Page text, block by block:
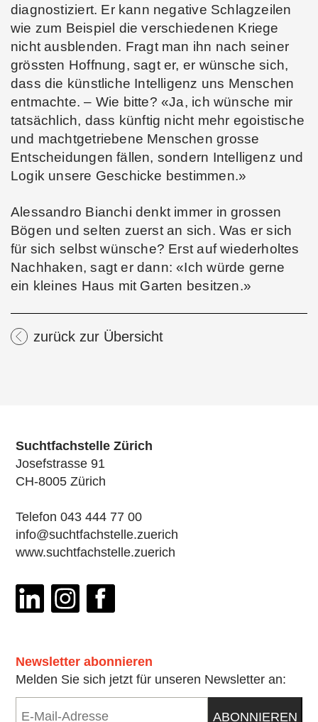
diagnostiziert. Er kann negative Schlagzeilen
wie zum Beispiel die verschiedenen Kriege
nicht ausblenden. Fragt man ihn nach seiner
grössten Hoffnung, sagt er, er wünsche sich,
dass die künstliche Intelligenz uns Menschen
entmachte. – Wie bitte? «Ja, ich wünsche mir
tatsächlich, dass künftig nicht mehr egoistische
und machtgetriebene Menschen grosse
Entscheidungen fällen, sondern Intelligenz und
Logik unsere Geschicke bestimmen.»
Alessandro Bianchi denkt immer in grossen
Bögen und selten zuerst an sich. Was er sich
für sich selbst wünsche? Erst auf wiederholtes
Nachhaken, sagt er dann: «Ich würde gerne
ein kleines Haus mit Garten besitzen.»
zurück zur Übersicht
Suchtfachstelle Zürich
Josefstrasse 91
CH-8005 Zürich
Telefon 043 444 77 00
info@suchtfachstelle.zuerich
www.suchtfachstelle.zuerich
Newsletter abonnieren
Melden Sie sich jetzt für unseren Newsletter an:
ABONNIEREN